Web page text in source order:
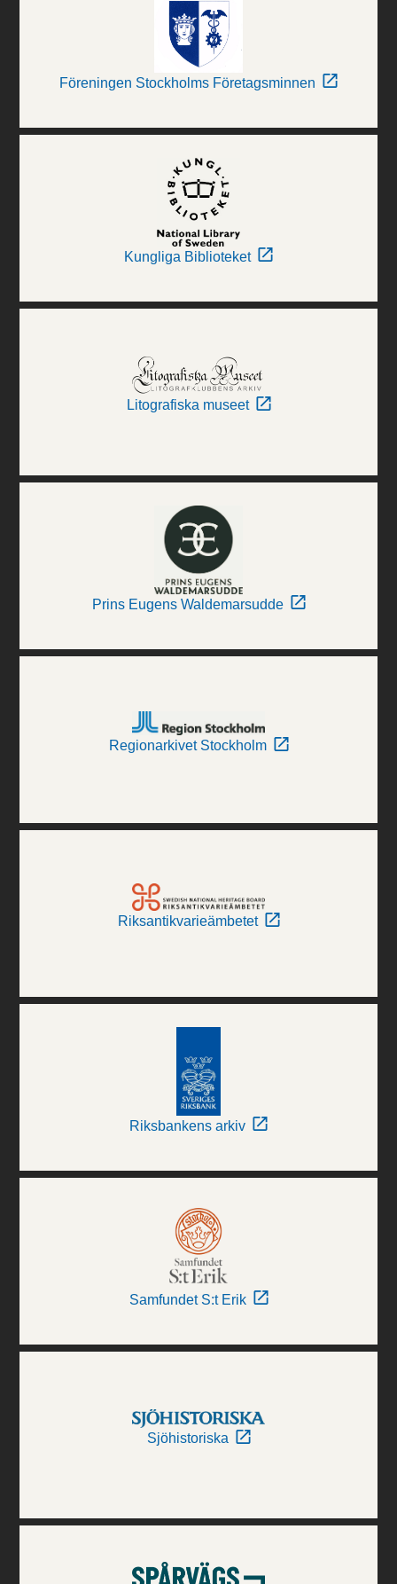
Föreningen Stockholms Företagsminnen
Kungliga Biblioteket
Litografiska museet
Prins Eugens Waldemarsudde
Regionarkivet Stockholm
Riksantikvarieämbetet
Riksbankens arkiv
Samfundet S:t Erik
Sjöhistoriska